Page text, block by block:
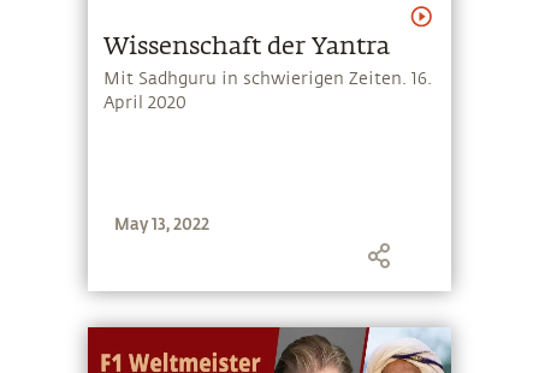
Wissenschaft der Yantra
Mit Sadhguru in schwierigen Zeiten. 16.
April 2020
May 13, 2022